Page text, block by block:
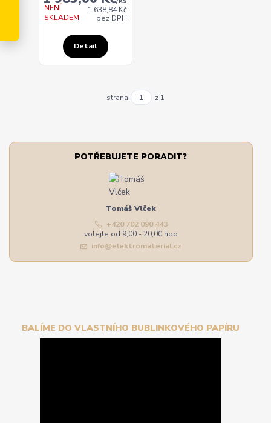
1 638,84 Kč
bez DPH
NENÍ
SKLADEM
Detail
strana z 1
POTŘEBUJETE PORADIT?
Tomáš Vlček
+420 702 090 443
volejte od 9,00 - 20,00 hod
info@elektromaterial.cz
BALÍME DO VLASTNÍHO BUBLINKOVÉHO PAPÍRU